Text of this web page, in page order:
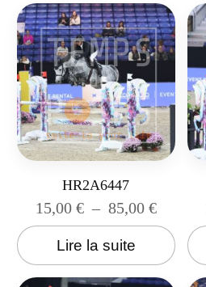
HR2A6447
15,00 € – 85,00 €
Lire la suite